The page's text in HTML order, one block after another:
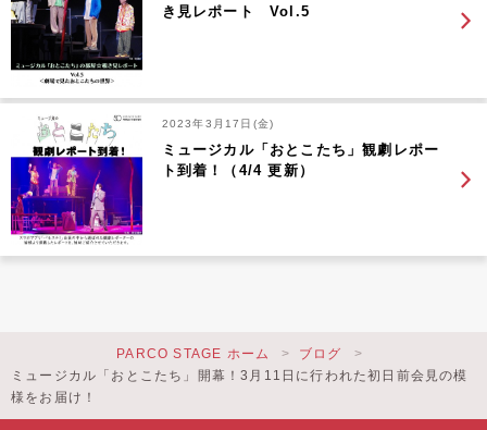
き見レポート Vol.5
2023年3月17日(金)
ミュージカル「おとこたち」観劇レポー
ト到着！（4/4 更新）
PARCO STAGE ホーム
ブログ
ミュージカル「おとこたち」開幕！3月11日に行われた初日前会見の模
様をお届け！